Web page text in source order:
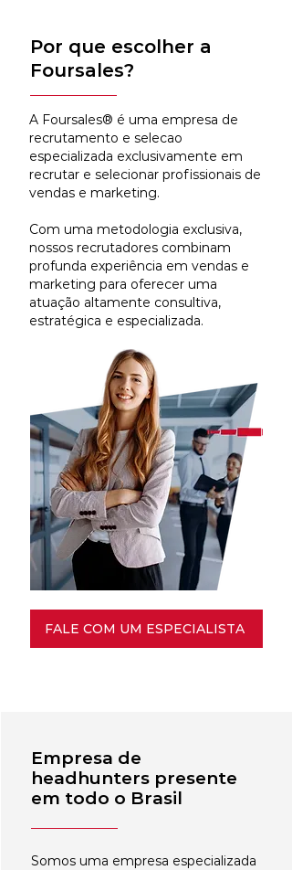
Por que escolher a
Foursales?
A Foursales® é uma empresa de
recrutamento e selecao
especializada exclusivamente em
recrutar e selecionar profissionais de
vendas e marketing.
Com uma metodologia exclusiva,
nossos recrutadores combinam
profunda experiência em vendas e
marketing para oferecer uma
atuação altamente consultiva,
estratégica e especializada.
FALE COM UM ESPECIALISTA
Empresa de
headhunters presente
em todo o Brasil
Somos uma empresa especializada